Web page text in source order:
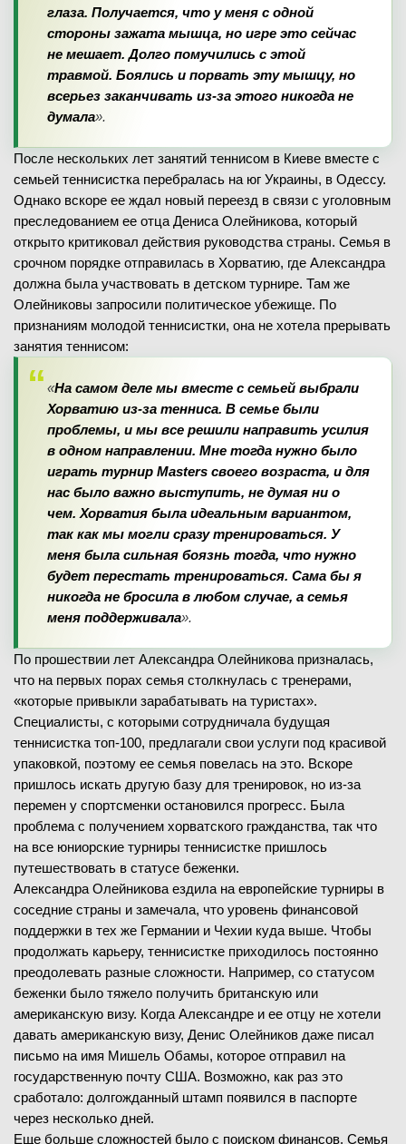
глаза. Получается, что у меня с одной
стороны зажата мышца, но игре это сейчас
не мешает. Долго помучились с этой
травмой. Боялись и порвать эту мышцу, но
всерьез заканчивать из-за этого никогда не
думала».
После нескольких лет занятий теннисом в Киеве вместе с
семьей теннисистка перебралась на юг Украины, в Одессу.
Однако вскоре ее ждал новый переезд в связи с уголовным
преследованием ее отца Дениса Олейникова, который
открыто критиковал действия руководства страны. Семья в
срочном порядке отправилась в Хорватию, где Александра
должна была участвовать в детском турнире. Там же
Олейниковы запросили политическое убежище. По
признаниям молодой теннисистки, она не хотела прерывать
занятия теннисом:
«На самом деле мы вместе с семьей выбрали
Хорватию из-за тенниса. В семье были
проблемы, и мы все решили направить усилия
в одном направлении. Мне тогда нужно было
играть турнир Masters своего возраста, и для
нас было важно выступить, не думая ни о
чем. Хорватия была идеальным вариантом,
так как мы могли сразу тренироваться. У
меня была сильная боязнь тогда, что нужно
будет перестать тренироваться. Сама бы я
никогда не бросила в любом случае, а семья
меня поддерживала».
По прошествии лет Александра Олейникова призналась,
что на первых порах семья столкнулась с тренерами,
«которые привыкли зарабатывать на туристах».
Специалисты, с которыми сотрудничала будущая
теннисистка топ-100, предлагали свои услуги под красивой
упаковкой, поэтому ее семья повелась на это. Вскоре
пришлось искать другую базу для тренировок, но из-за
перемен у спортсменки остановился прогресс. Была
проблема с получением хорватского гражданства, так что
на все юниорские турниры теннисистке пришлось
путешествовать в статусе беженки.
Александра Олейникова ездила на европейские турниры в
соседние страны и замечала, что уровень финансовой
поддержки в тех же Германии и Чехии куда выше. Чтобы
продолжать карьеру, теннисистке приходилось постоянно
преодолевать разные сложности. Например, со статусом
беженки было тяжело получить британскую или
американскую визу. Когда Александре и ее отцу не хотели
давать американскую визу, Денис Олейников даже писал
письмо на имя Мишель Обамы, которое отправил на
государственную почту США. Возможно, как раз это
сработало: долгожданный штамп появился в паспорте
через несколько дней.
Еще больше сложностей было с поиском финансов. Семья